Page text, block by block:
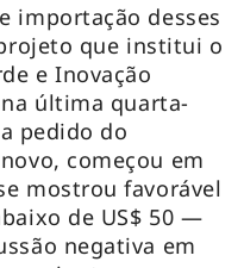
importação desses
que institui o
e Inovação
última quarta-
pedido do
começou em
mostrou favorável
de US$ 50 —
negativa em